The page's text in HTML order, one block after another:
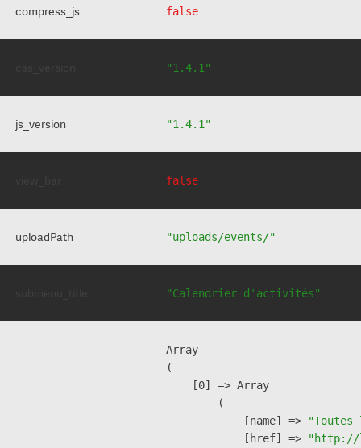
compress_js false
"1.4.1"
js_version "1.4.1"
false
uploadPath "uploads/events/"
"Calendrier d'activités"
Array
(
    [0] => Array
        (
            [name] =>
            [href] =>
"http://